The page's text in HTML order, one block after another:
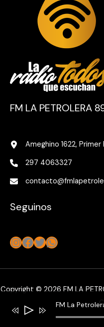
FM LA PETROLERA
Ameghino 1622, Primer
297 4063327
Seguinos
Instagram
Facebook
Twitter
WhatsApp
Copyright © 2026 FM LA
FM La
Reproductor